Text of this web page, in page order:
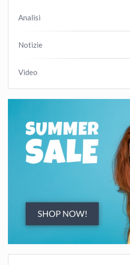
Analisi
Notizie
Video